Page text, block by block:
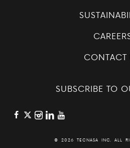
CONTACT
SUBSCRIBE TO
© 2026 TECNASA INC. ALL